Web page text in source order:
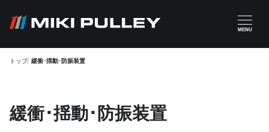
MENU
トップ 緩衝･揺動･防振装置
緩衝･揺動･防振装置